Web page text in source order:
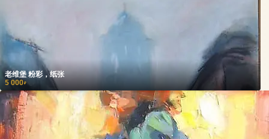
老维堡 粉彩，纸张
5 000₽